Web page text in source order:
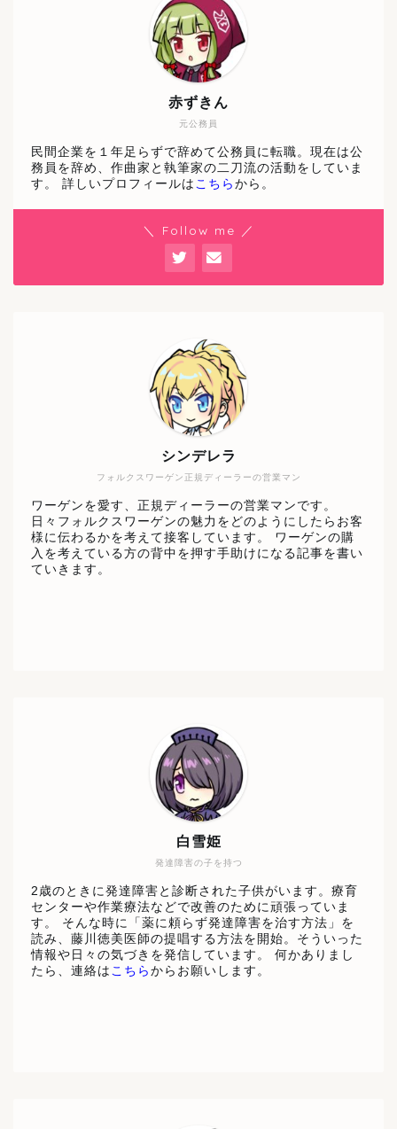
元公務員
赤ずきん
民間企業を１年足らずで辞めて公務員に転職。現在は公
務員を辞め、作曲家と執筆家の二刀流の活動をしていま
す。 詳しいプロフィールは こちら から。
＼ Follow me ／
フォルクスワーゲン正規ディーラーの営業マン
シンデレラ
ワーゲンを愛す、正規ディーラーの営業マンです。
日々フォルクスワーゲンの魅力をどのようにしたらお客
様に伝わるかを考えて接客しています。 ワーゲンの購
入を考えている方の背中を押す手助けになる記事を書い
ていきます。
発達障害の子を持つ
白雪姫
2歳のときに発達障害と診断された子供がいます。療育
センターや作業療法などで改善のために頑張っていま
す。 そんな時に「薬に頼らず発達障害を治す方法」を
読み、藤川徳美医師の提唱する方法を開始。そういった
情報や日々の気づきを発信しています。 何かありまし
たら、連絡は こちら からお願いします。